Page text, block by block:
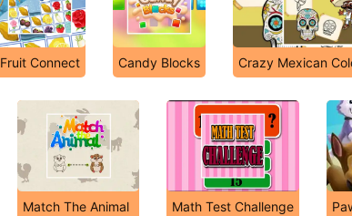
Fruit Connect Candy Blocks Crazy Mexican
Match The Animal Math Test Challenge